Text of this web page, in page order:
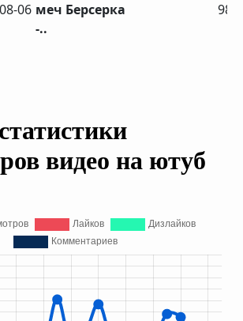
08-06 меч Берсерка
-..
видео на ютуб